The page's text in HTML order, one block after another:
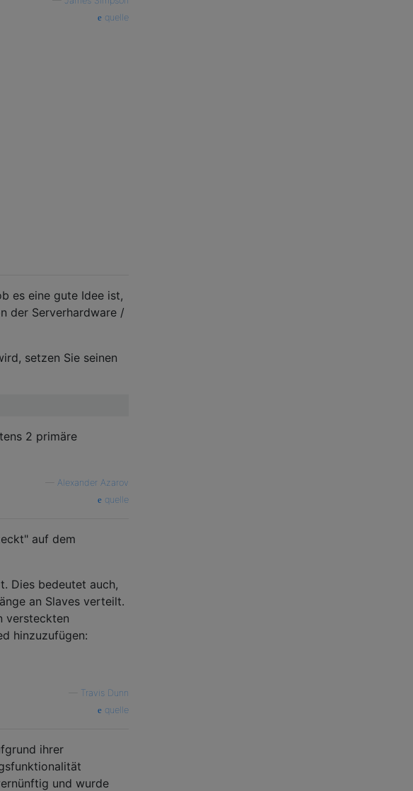
quelle
es eine gute Idee ist,
der Serverhardware /
setzen Sie seinen
2 primäre
Alexander Azarov
quelle
auf dem
Dies bedeutet auch,
an Slaves verteilt.
versteckten
hinzuzufügen:
Travis Dunn
quelle
ihrer
und wurde